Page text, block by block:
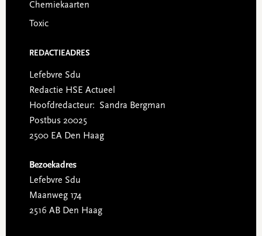
Chemiekaarten
Toxic
REDACTIEADRES
Lefebvre Sdu
Redactie HSE Actueel
Hoofdredacteur: Sandra Bergman
Postbus 20025
2500 EA Den Haag
Bezoekadres
Lefebvre Sdu
Maanweg 174
2516 AB Den Haag